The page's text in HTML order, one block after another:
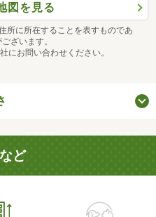
図を見る
所に所在することを表すものであ
ざいます。
にお問い合わせください。
ど